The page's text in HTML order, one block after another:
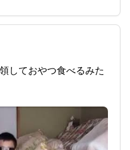
しておやつ食べるみた